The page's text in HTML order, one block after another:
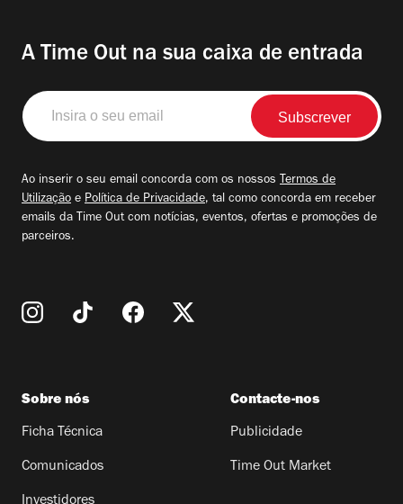
A Time Out na sua caixa de entrada
Insira
o
seu
Ao inserir o seu email concorda com os nossos Termos de
Utilização e Política de Privacidade, tal como concorda em receber
emails da Time Out com notícias, eventos, ofertas e promoções de
parceiros.
Sobre nós
Ficha Técnica
Comunicados
Contacte-nos
Publicidade
Time Out Market